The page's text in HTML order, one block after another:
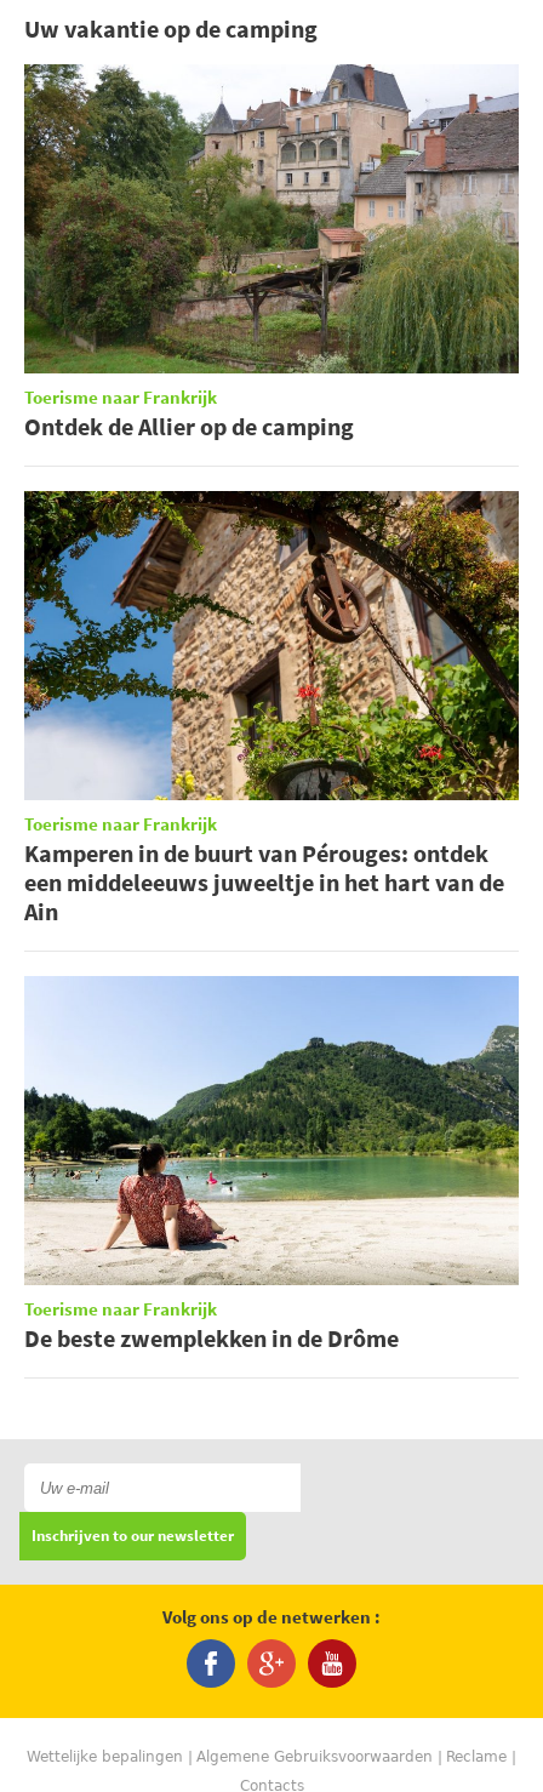
Uw vakantie op de camping
Toerisme naar Frankrijk
Ontdek de Allier op de camping
Toerisme naar Frankrijk
Kamperen in de buurt van Pérouges: ontdek
een middeleeuws juweeltje in het hart van de
Ain
Toerisme naar Frankrijk
De beste zwemplekken in de Drôme
Inschrijven to our newsletter
Volg ons op de netwerken :
Wettelijke bepalingen Algemene Gebruiksvoorwaarden
Reclame
Contacts